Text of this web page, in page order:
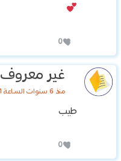
0
غير معروف
منذ 6 سنوات الساعة 23:31
طيب
0